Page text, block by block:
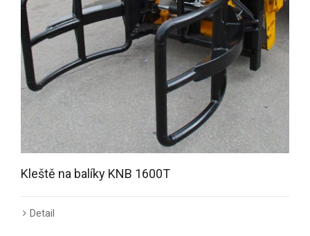
Kleště na balíky KNB 1600T
Detail